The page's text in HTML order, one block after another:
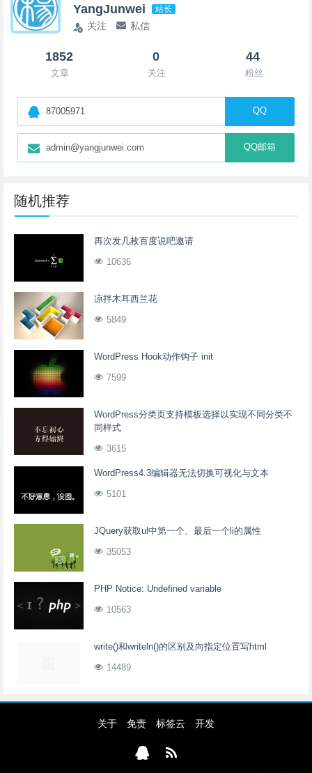
YangJunwei 站长
关注 私信
1852
文章
0
关注
44
粉丝
87005971 QQ
admin@yangjunwei.com QQ邮箱
随机推荐
再次发几枚百度说吧邀请
10636
凉拌木耳西兰花
5849
WordPress Hook动作钩子 init
7599
WordPress分类页支持模板选择以实现不同分类不
同样式
3615
WordPress4.3编辑器无法切换可视化与文本
5101
JQuery获取ul中第一个、最后一个li的属性
35053
PHP Notice: Undefined variable
10563
write()和writeln()的区别及向指定位置写html
14489
关于 免责 标签云 开发